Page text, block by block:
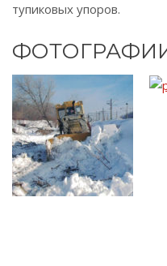
тупиковых упоров.